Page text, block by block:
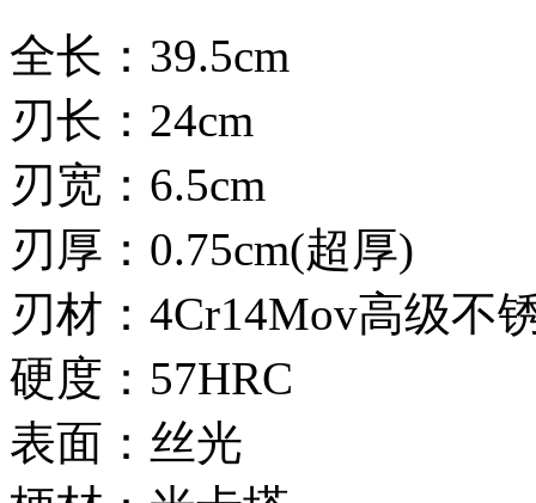
全长：39.5cm
刃长：24cm
刃宽：6.5cm
刃厚：0.75cm(超厚)
刃材：4Cr14Mov高级不
硬度：57HRC
表面：丝光